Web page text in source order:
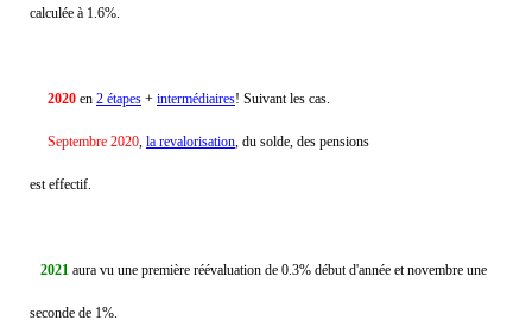
calculée à 1.6%.
2020 en 2 étapes + intermédiaires! Suivant les cas.
Septembre 2020, la revalorisation, du solde, des pensions
est effectif.
2021 aura vu une première réévaluation de 0.3% début d'année et novembre une
seconde de 1%.